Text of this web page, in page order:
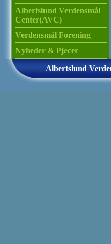
Albertslund Verdensmål
Center(AVC)
Verdensmål Forening
Nyheder & Pjecer
Albertslund